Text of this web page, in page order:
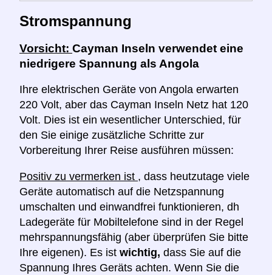
Stromspannung
Vorsicht: Cayman Inseln verwendet eine
niedrigere Spannung als Angola
Ihre elektrischen Geräte von Angola erwarten
220 Volt, aber das Cayman Inseln Netz hat 120
Volt. Dies ist ein wesentlicher Unterschied, für
den Sie einige zusätzliche Schritte zur
Vorbereitung Ihrer Reise ausführen müssen:
Positiv zu vermerken ist , dass heutzutage viele
Geräte automatisch auf die Netzspannung
umschalten und einwandfrei funktionieren, dh
Ladegeräte für Mobiltelefone sind in der Regel
mehrspannungsfähig (aber überprüfen Sie bitte
Ihre eigenen). Es ist wichtig, dass Sie auf die
Spannung Ihres Geräts achten. Wenn Sie die